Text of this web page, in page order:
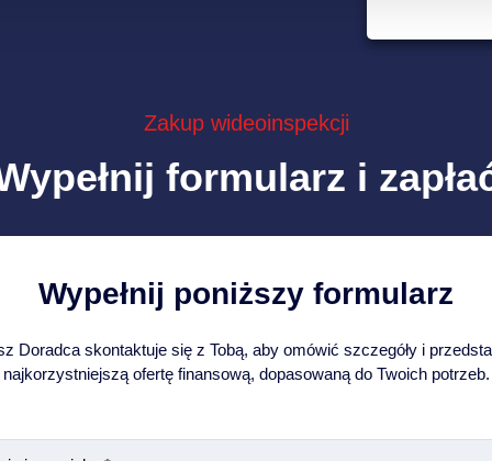
Zakup wideoinspekcji
formularz i
Wypełnij poniższy formularz
Doradca skontaktuje się z Tobą, aby omówić szczegóły i
najkorzystniejszą ofertę finansową, dopasowaną do Twoich potrzeb.